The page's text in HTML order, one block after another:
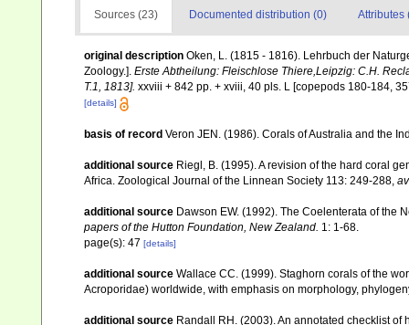
Sources (23) Documented distribution (0) Attributes
original description Oken, L. (1815 - 1816). Lehrbuch der
Zoology.]. Erste Abtheilung: Fleischlose Thiere,Leipzig: C.H.
T.1, 1813]. xxviii + 842 pp. + xviii, 40 pls. L [copepods 180-184,
[details]
basis of record Veron JEN. (1986). Corals of Australia and the
additional source Riegl, B. (1995). A revision of the hard coral
Africa. Zoological Journal of the Linnean Society 113: 249-288
additional source Dawson EW. (1992). The Coelenterata of the
papers of the Hutton Foundation, New Zealand. 1: 1-68.
page(s): 47 [details]
additional source Wallace CC. (1999). Staghorn corals of the
Acroporidae) worldwide, with emphasis on morphology,
additional source Randall RH. (2003). An annotated checklist